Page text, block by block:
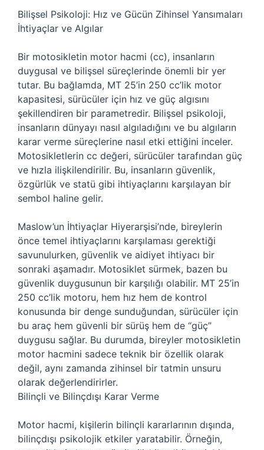
Bilişsel Psikoloji: Hız ve Gücün Zihinsel Yansımaları
İhtiyaçlar ve Algılar
Bir motosikletin motor hacmi (cc), insanların
duygusal ve bilişsel süreçlerinde önemli bir yer
tutar. Bu bağlamda, MT 25’in 250 cc’lik motor
kapasitesi, sürücüler için hız ve güç algısını
şekillendiren bir parametredir. Bilişsel psikoloji,
insanların dünyayı nasıl algıladığını ve bu algıların
karar verme süreçlerine nasıl etki ettiğini inceler.
Motosikletlerin cc değeri, sürücüler tarafından güç
ve hızla ilişkilendirilir. Bu, insanların güvenlik,
özgürlük ve statü gibi ihtiyaçlarını karşılayan bir
sembol haline gelir.
Maslow’un İhtiyaçlar Hiyerarşisi’nde, bireylerin
önce temel ihtiyaçlarını karşılaması gerektiği
savunulurken, güvenlik ve aidiyet ihtiyacı bir
sonraki aşamadır. Motosiklet sürmek, bazen bu
güvenlik duygusunun bir karşılığı olabilir. MT 25’in
250 cc’lik motoru, hem hız hem de kontrol
konusunda bir denge sunduğundan, sürücüler için
bu araç hem güvenli bir sürüş hem de “güç”
duygusu sağlar. Bu durumda, bireyler motosikletin
motor hacmini sadece teknik bir özellik olarak
değil, aynı zamanda zihinsel bir tatmin unsuru
olarak değerlendirirler.
Bilinçli ve Bilinçdışı Karar Verme
Motor hacmi, kişilerin bilinçli kararlarının dışında,
bilinçdışı psikolojik etkiler yaratabilir. Örneğin,